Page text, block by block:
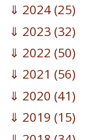
2024 (25)
2023 (32)
2022 (50)
2021 (56)
2020 (41)
2019 (15)